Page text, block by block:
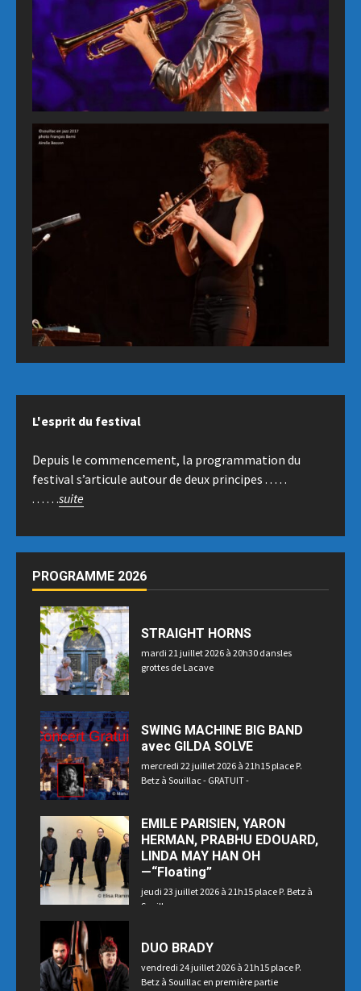
L'esprit du festival
Depuis le commencement, la programmation du
festival s’articule autour de deux principes . . . . .
. . . . . .suite
PROGRAMME 2026
STRAIGHT HORNS
mardi 21 juillet 2026 à 20h30 dansles
grottes de Lacave
SWING MACHINE BIG BAND
avec GILDA SOLVE
mercredi 22 juillet 2026 à 21h15 place P.
Betz à Souillac - GRATUIT -
EMILE PARISIEN, YARON
HERMAN, PRABHU EDOUARD,
LINDA MAY HAN OH
—“Floating”
jeudi 23 juillet 2026 à 21h15 place P. Betz à
Souillac
DUO BRADY
vendredi 24 juillet 2026 à 21h15 place P.
Betz à Souillac en première partie